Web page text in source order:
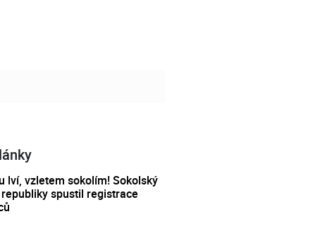
lví, vzletem sokolím! Sokolský
spustil registrace